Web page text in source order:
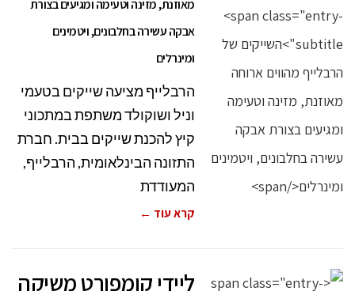
מאוזנת, מזינה וטעימה ומגיעים בצורת
אבקה עשירה בחלבונים, ויטמינים
ומינרלים
הרבלייף מציעה שייקים בטעמי
וניל ושוקולד משתפת במתכוני
קיץ להכנת שייקים בבית. חברת
התזונה הבינלאומית, הרבלייף,
המעודדת
קרא עוד ←
ליידי קומפורט משיקה